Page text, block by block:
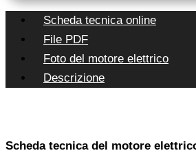
Scheda tecnica online
File PDF
Foto del motore elettrico
Descrizione
Scheda tecnica del motore